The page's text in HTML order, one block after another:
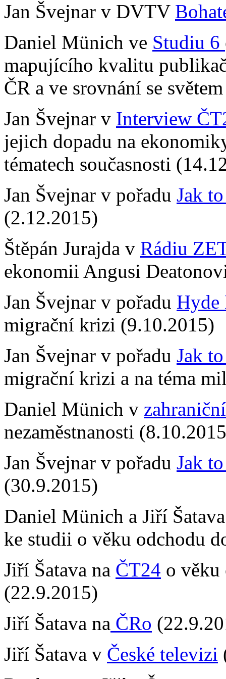
Jan Švejnar v DVTV
Daniel Münich ve Studiu 6
mapujícího kvalitu
ČR a ve srovnání se
Jan Švejnar v Interview
jejich dopadu na
tématech současnosti
Jan Švejnar v pořadu Jak
(2.12.2015)
Štěpán Jurajda v Rádiu
ekonomii Angusi
Jan Švejnar v pořadu Hyde
migrační krizi (9.10.2015)
Jan Švejnar v pořadu Jak
migrační krizi a na téma
Daniel Münich v
nezaměstnanosti
Jan Švejnar v pořadu Jak
(30.9.2015)
Daniel Münich a Jiří
ke studii o věku odchodu
Jiří Šatava na ČT24 o věku
(22.9.2015)
Jiří Šatava na ČRo
Jiří Šatava v České televizi